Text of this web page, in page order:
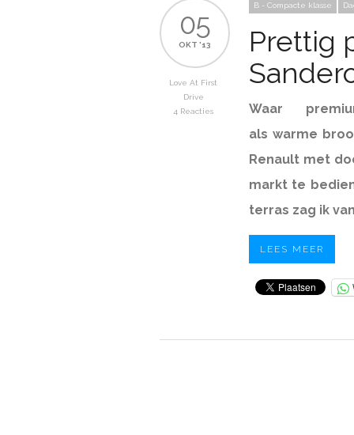
05
OKT '13
Love At First
Drive
4 Reacties
B - Compacte klasse
Prettig
Waar
als warme
Renault met
markt te
terras zag ik
LEES MEER